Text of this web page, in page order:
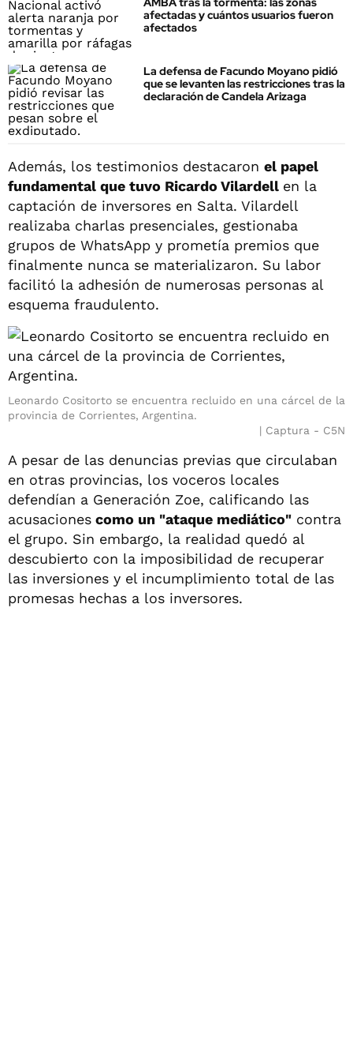
afectadas y cuántos usuarios fueron
afectados
La defensa de Facundo Moyano pidió
que se levanten las restricciones tras la
declaración de Candela Arizaga
Además, los testimonios destacaron el papel
fundamental que tuvo Ricardo Vilardell en la
captación de inversores en Salta. Vilardell
realizaba charlas presenciales, gestionaba
grupos de WhatsApp y prometía premios que
finalmente nunca se materializaron. Su labor
facilitó la adhesión de numerosas personas al
esquema fraudulento.
Leonardo Cositorto se encuentra recluido en una cárcel de la
provincia de Corrientes, Argentina.
Captura - C5N
A pesar de las denuncias previas que circulaban
en otras provincias, los voceros locales
defendían a Generación Zoe, calificando las
acusaciones como un "ataque mediático" contra
el grupo. Sin embargo, la realidad quedó al
descubierto con la imposibilidad de recuperar
las inversiones y el incumplimiento total de las
promesas hechas a los inversores.